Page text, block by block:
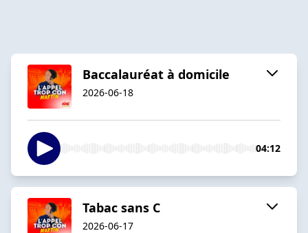
Baccalauréat à domicile
2026-06-18
04:12
Tabac sans C
2026-06-17